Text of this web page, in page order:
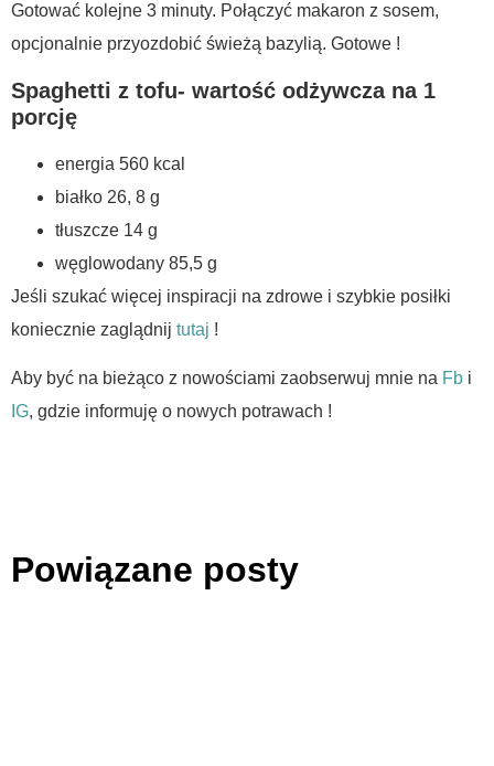
Gotować kolejne 3 minuty. Połączyć makaron z sosem,
opcjonalnie przyozdobić świeżą bazylią. Gotowe !
Spaghetti z tofu- wartość odżywcza na 1
porcję
energia 560 kcal
białko 26, 8 g
tłuszcze 14 g
węglowodany 85,5 g
Jeśli szukać więcej inspiracji na zdrowe i szybkie posiłki
koniecznie zaglądnij tutaj !
Aby być na bieżąco z nowościami zaobserwuj mnie na Fb i
IG, gdzie informuję o nowych potrawach !
Powiązane posty